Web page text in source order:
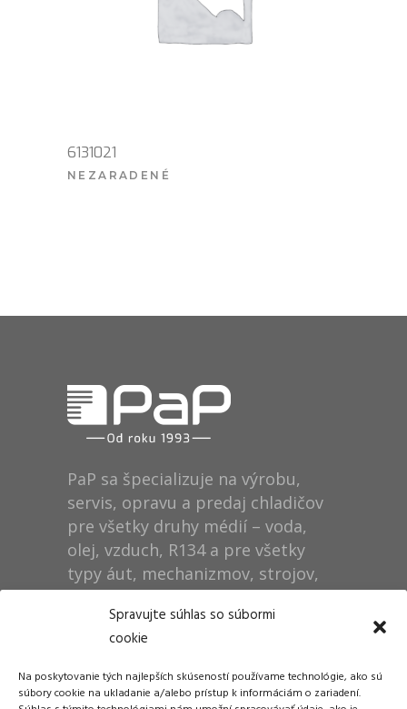
Spravujte súhlas so súbormi
cookie
Na poskytovanie tých najlepších skúseností používame technológie, ako sú
súbory cookie na ukladanie a/alebo prístup k informáciám o zariadení.
6131021
NEZARADENÉ
PaP sa špecializuje na výrobu,
servis, opravu a predaj chladičov
pre všetky druhy médií – voda,
olej, vzduch, R134 a pre všetky
typy áut, mechanizmov, strojov,
technológií, rušňov…
Dušan Pytel P a P